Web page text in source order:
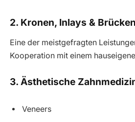
2. Kronen, Inlays & Brücken
Eine der meistgefragten
Kooperation mit einem
3. Ästhetische
Veneers